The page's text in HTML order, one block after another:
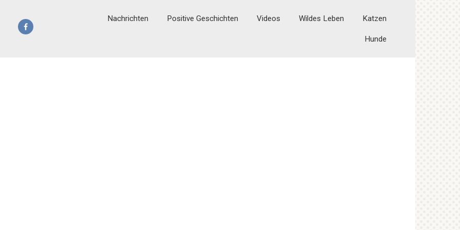
Nachrichten Positive Geschichten Videos Wildes Leben Katzen
Hunde